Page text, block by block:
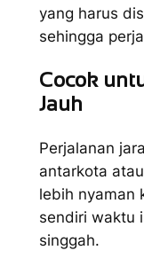
yang harus
sehingga
Cocok
Jauh
Perjalanan
antarkota
lebih nyaman
sendiri waktu
singgah.